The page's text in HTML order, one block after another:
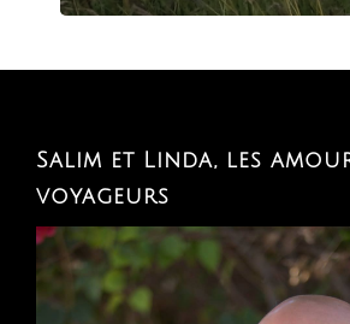
Salim et Linda, les
voyageurs